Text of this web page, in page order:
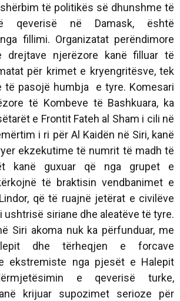
të politikës së dhunshme të
qeverisë në Damask, është
fillimi. Organizatat perëndimore
drejtave njerëzore kanë filluar të
për krimet e kryengritësve, tek
të pasojë humbja e tyre. Komesari
të Kombeve të Bashkuara, ka
e Frontit Fateh al Sham i cili në
i ri për Al Kaidën në Siri, kanë
ekzekutime të numrit të madh të
kanë guxuar që nga grupet e
të braktisin vendbanimet e
që të ruajnë jetërat e civilëve
ushtrisë siriane dhe aleatëve të tyre.
Siri akoma nuk ka përfunduar, me
dhe tërheqjen e forcave
ekstremiste nga pjesët e Halepit
e qeverisë turke,
krijuar supozimet serioze për